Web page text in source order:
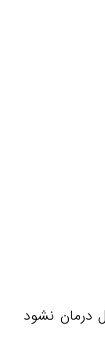
درمان نشود